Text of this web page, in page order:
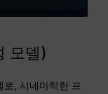
모델)
, 시네마틱한 프